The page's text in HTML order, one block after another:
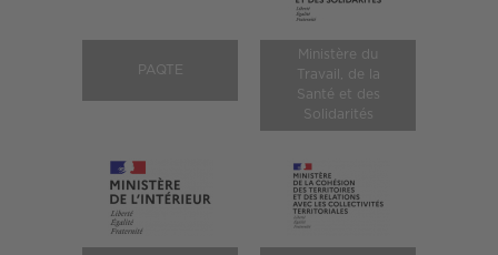
PAQTE
Ministère du
Travail, de la
Santé et des
Solidarités